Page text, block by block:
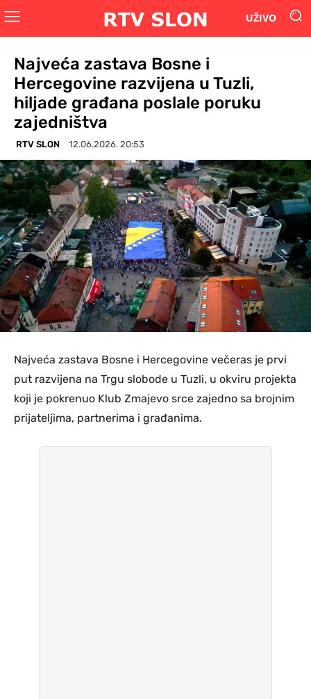
UŽIVO
Najveća zastava Bosne i
Hercegovine razvijena u Tuzli,
hiljade građana poslale poruku
zajedništva
RTV SLON 12.06.2026. 20:53
Najveća zastava Bosne i Hercegovine večeras je prvi
put razvijena na Trgu slobode u Tuzli, u okviru projekta
koji je pokrenuo Klub Zmajevo srce zajedno sa brojnim
prijateljima, partnerima i građanima.